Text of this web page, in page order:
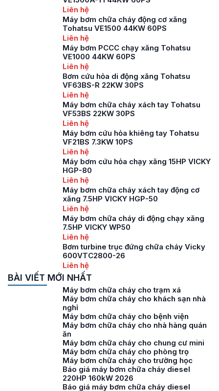
tiếng anh là Fire
Pump) luôn đóng một
trong việc đảm bảo
tài […]
Liên hệ
Máy bơm chữa cháy động cơ xăng
Tohatsu VE1500 44KW 60PS
Liên hệ
Máy bơm PCCC chạy xăng Tohatsu
VE1000 44KW 60PS
Liên hệ
Bơm cứu hỏa di động xăng Tohatsu
VF63BS-R 22KW 30PS
Liên hệ
Máy bơm chữa cháy xách tay Tohatsu
VF53BS 22KW 30PS
Liên hệ
Máy bơm cứu hỏa khiêng tay Tohatsu
VF21BS 7.3KW 10PS
Liên hệ
Máy bơm cứu hỏa chạy xăng 15HP VICKY
HGP-80
Liên hệ
Máy bơm chữa cháy xách tay động cơ
xăng 7.5HP VICKY HGP-50
Liên hệ
Máy bơm chữa cháy di động chạy xăng
7.5HP VICKY WP50
Liên hệ
Bơm turbine trục đứng chữa cháy Vicky
600VTC2800-26
Liên hệ
BÀI VIẾT MỚI NHẤT
Máy bơm chữa cháy cho trạm xá
Máy bơm chữa cháy cho khách sạn nhà
nghỉ
Máy bơm chữa cháy cho bệnh viện
Máy bơm chữa cháy cho nhà hàng quán
ăn
Máy bơm chữa cháy cho chung cư mini
Máy bơm chữa cháy cho phòng trọ
Máy bơm chữa cháy cho trường học
Báo giá máy bơm chữa cháy diesel
220HP 160kW 2026
Báo giá máy bơm chữa cháy diesel